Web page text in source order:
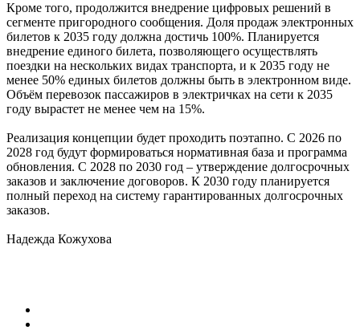
Кроме того, продолжится внедрение цифровых решений в
сегменте пригородного сообщения. Доля продаж электронных
билетов к 2035 году должна достичь 100%. Планируется
внедрение единого билета, позволяющего осуществлять
поездки на нескольких видах транспорта, и к 2035 году не
менее 50% единых билетов должны быть в электронном виде.
Объём перевозок пассажиров в электричках на сети к 2035
году вырастет не менее чем на 15%.
Реализация концепции будет проходить поэтапно. С 2026 по
2028 год будут формироваться нормативная база и программа
обновления. С 2028 по 2030 год – утверждение долгосрочных
заказов и заключение договоров. К 2030 году планируется
полный переход на систему гарантированных долгосрочных
заказов.
Надежда Кожухова